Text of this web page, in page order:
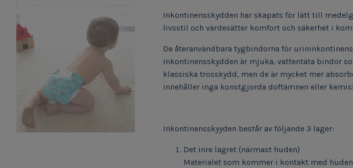
Inkontinensskydden har skapats för lätt till
livsstil och värdesätter komfort och säkerhet i
De återanvändbara tygbindorna för
Inkontinensskydden är mjuka, vattentäta bindor
klassiska trosskydd, men de är mycket mer
innehåller inga konstgjorda doftämnen eller
Inkontinensskyyden består av följande 3 lager:
Det inre lagret (närmast huden)
Materialet som kommer i kontakt med